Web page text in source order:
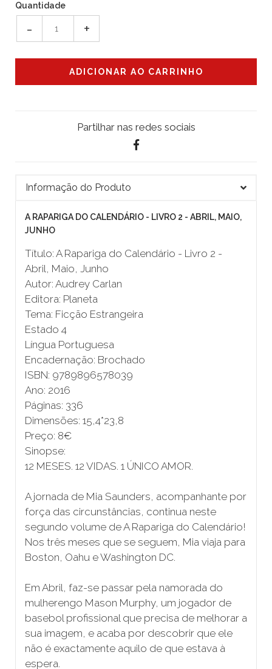
Quantidade
- +
Partilhar nas redes sociais
Informação do Produto
A RAPARIGA DO CALENDÁRIO - LIVRO 2 - ABRIL, MAIO,
JUNHO
Título: A Rapariga do Calendário - Livro 2 -
Abril, Maio, Junho
Autor: Audrey Carlan
Editora: Planeta
Tema: Ficção Estrangeira
Estado 4
Língua Portuguesa
Encadernação: Brochado
ISBN: 9789896578039
Ano: 2016
Páginas: 336
Dimensões: 15,4*23,8
Preço: 8€
Sinopse:
12 MESES. 12 VIDAS. 1 ÚNICO AMOR.
A jornada de Mia Saunders, acompanhante por
força das circunstâncias, continua neste
segundo volume de A Rapariga do Calendário!
Nos três meses que se seguem, Mia viaja para
Boston, Oahu e Washington DC.
Em Abril, faz-se passar pela namorada do
mulherengo Mason Murphy, um jogador de
basebol profissional que precisa de melhorar a
sua imagem, e acaba por descobrir que ele
não é exactamente aquilo de que estava à
espera.